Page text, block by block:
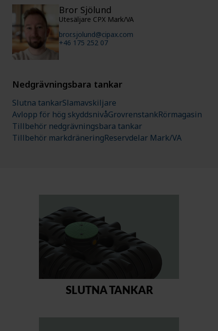
Bror Sjölund
Utesäljare CPX Mark/VA
bror.sjolund@cipax.com
+46 175 252 07
Nedgrävningsbara tankar
Slutna tankarSlamavskiljare
Avlopp för hög skyddsnivåGrovrenstankRörmagasin
Tillbehör nedgrävningsbara tankar
Tillbehör markdräneringReservdelar Mark/VA
SLUTNA TANKAR